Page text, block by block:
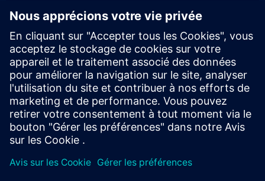
Groupes cibles
Programozók és vezető karbantartók
Dates et inscriptions
Actuellement, aucun événement disponible
Inscrivez-vous sur la liste de demandes et recevez une
notification dès que de nouvelles dates sont disponibles.
Activer le service de notification